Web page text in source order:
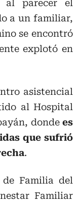
al parecer el
a un familiar,
se encontró
explotó en
asistencial
al Hospital
donde es
que sufrió
.
Familia del
Familiar